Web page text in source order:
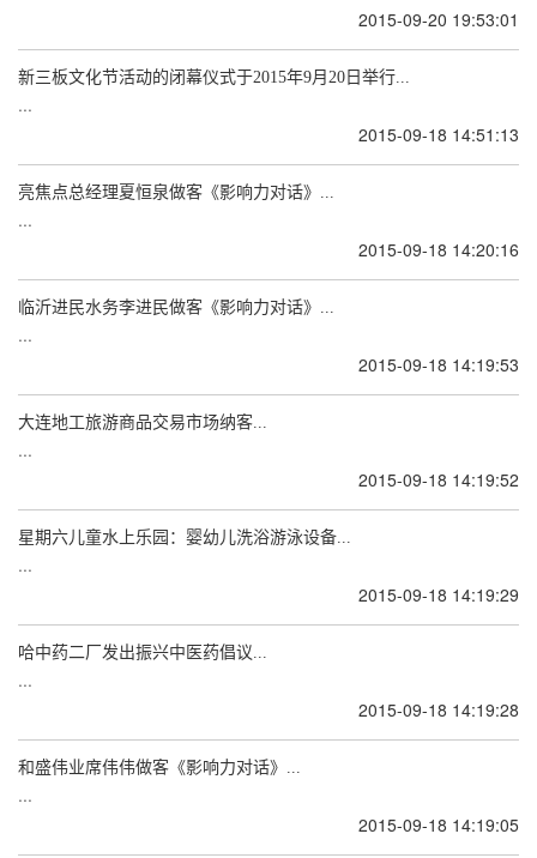
2015-09-20 19:53:01
新三板文化节活动的闭幕仪式于2015年9月20日举行...
...
2015-09-18 14:51:13
亮焦点总经理夏恒泉做客《影响力对话》...
...
2015-09-18 14:20:16
临沂进民水务李进民做客《影响力对话》...
...
2015-09-18 14:19:53
大连地工旅游商品交易市场纳客...
...
2015-09-18 14:19:52
星期六儿童水上乐园：婴幼儿洗浴游泳设备...
...
2015-09-18 14:19:29
哈中药二厂发出振兴中医药倡议...
...
2015-09-18 14:19:28
和盛伟业席伟伟做客《影响力对话》...
...
2015-09-18 14:19:05